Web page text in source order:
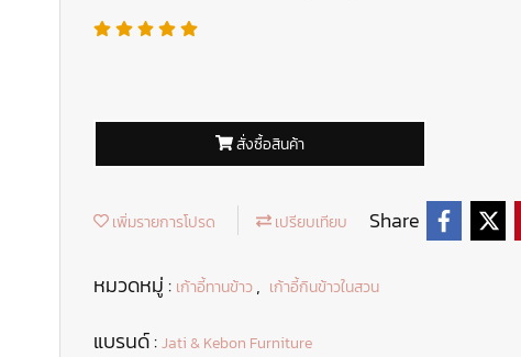
สั่งซื้อสินค้า
เพิ่มรายการโปรด เปรียบเทียบ Share
หมวดหมู่ : เก้าอี้ทานข้าว, เก้าอี้กินข้าวในสวน
แบรนด์ :Jati & Kebon Furniture